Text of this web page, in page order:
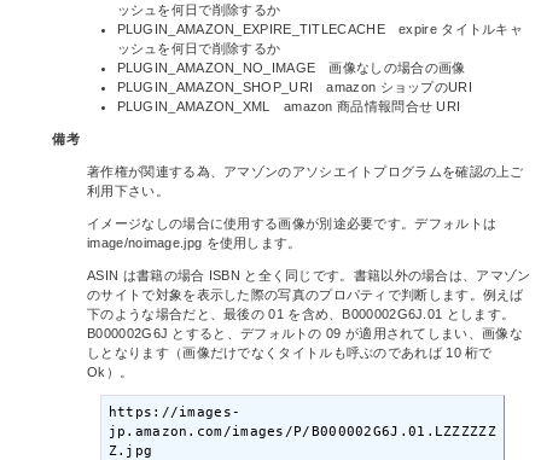
ッシュを何日で削除するか
PLUGIN_AMAZON_EXPIRE_TITLECACHE expire タイトルキャ
ッシュを何日で削除するか
PLUGIN_AMAZON_NO_IMAGE 画像なしの場合の画像
PLUGIN_AMAZON_SHOP_URI amazon ショップのURI
PLUGIN_AMAZON_XML amazon 商品情報問合せ URI
備考
著作権が関連する為、アマゾンのアソシエイトプログラムを確認の上ご
利用下さい。
イメージなしの場合に使用する画像が別途必要です。デフォルトは
image/noimage.jpg を使用します。
ASIN は書籍の場合 ISBN と全く同じです。書籍以外の場合は、アマゾン
のサイトで対象を表示した際の写真のプロパティで判断します。例えば
下のような場合だと、最後の 01 を含め、B000002G6J.01 とします。
B000002G6J とすると、デフォルトの 09 が適用されてしまい、画像な
しとなります（画像だけでなくタイトルも呼ぶのであれば 10 桁で
Ok）。
https://images-
jp.amazon.com/images/P/B000002G6J.01.LZZZZZZ
Z.jpg